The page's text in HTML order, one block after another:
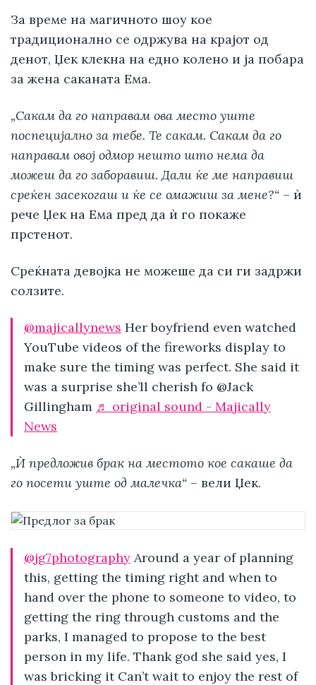
За време на магичното шоу кое
традиционално се одржува на крајот од
денот, Џек клекна на едно колено и ја побара
за жена саканата Ема.
„Сакам да го направам ова место уште
поспецијално за тебе. Те сакам. Сакам да го
направам овој одмор нешто што нема да
можеш да го заборавиш. Дали ќе ме направиш
среќен засекогаш и ќе се омажиш за мене?“ – ѝ
рече Џек на Ема пред да ѝ го покаже
прстенот.
Среќната девојка не можеше да си ги задржи
солзите.
@majicallynews Her boyfriend even watched
YouTube videos of the fireworks display to
make sure the timing was perfect. She said it
was a surprise she’ll cherish fo @Jack
Gillingham ♬ original sound - Majically
News
„Ѝ предложив брак на местото кое сакаше да
го посети уште од малечка“ – вели Џек.
@jg7photography Around a year of planning
this, getting the timing right and when to
hand over the phone to someone to video, to
getting the ring through customs and the
parks, I managed to propose to the best
person in my life. Thank god she said yes, I
was bricking it Can’t wait to enjoy the rest of